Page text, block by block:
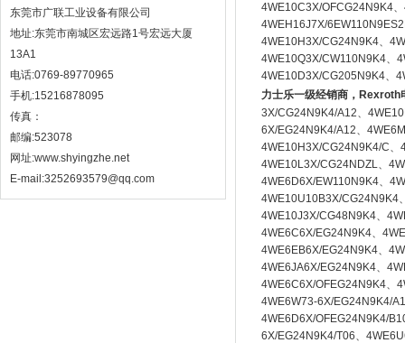
东莞市广联工业设备有限公司
地址:东莞市南城区宏远路1号宏远大厦
13A1
电话:0769-89770965
手机:15216878095
传真：
邮编:523078
网址:www.shyingzhe.net
E-mail:3252693579@qq.com
4WE10C3X/OFCG24N9K4
4WEH16J7X/
4WE10H3X/CG24N9K4、
4WE10Q3X/CW110N9K4、
4WE10D3X/CG205N9K4
力士乐一级经销商，Rexroth
3X/CG24N9K4/A12、
6X/EG24N9K4/A12、
4WE10H3X/CG24N9K4/C、
4WE10L3X/CG24NDZL、
4WE6D6X/EW110N9K4、
4WE10U10B3X/CG24N9K4
4WE10J3X/CG48N9K4、
4WE6C6X/EG24N9K4、
4WE6EB6X/EG24N9K4、
4WE6JA6X/EG24N9K4、
4WE6C6X/OFEG24N9K4、
4WE6W73-6X/EG24N9K4/
4WE6D6X/OFEG24N9K4/
6X/EG24N9K4/T06、